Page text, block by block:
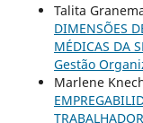
Talita
DIMENSÕES
MÉDICAS DA
Gestão
Marlene